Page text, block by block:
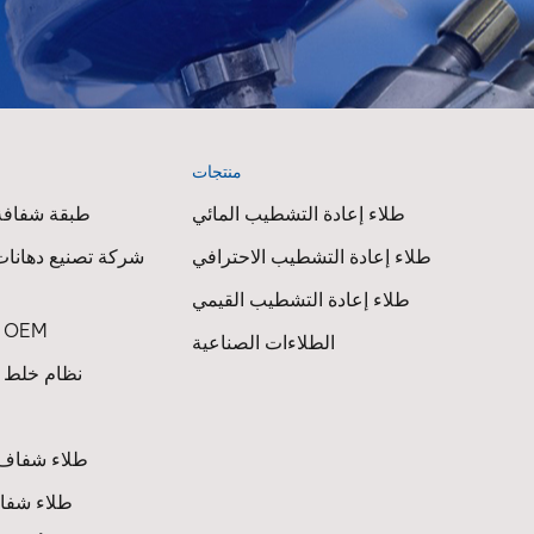
هياكل
ينتهي
تعقيد
منتجات
طلاء إعادة التشطيب المائي
طلاء إعادة التشطيب الاحترافي
طلاء إعادة التشطيب القيمي
الطلاءات الصناعية
طبقة
شركة تصنيع
طلاء السيارات OEM
نظام خلط
طلاء
طلاء